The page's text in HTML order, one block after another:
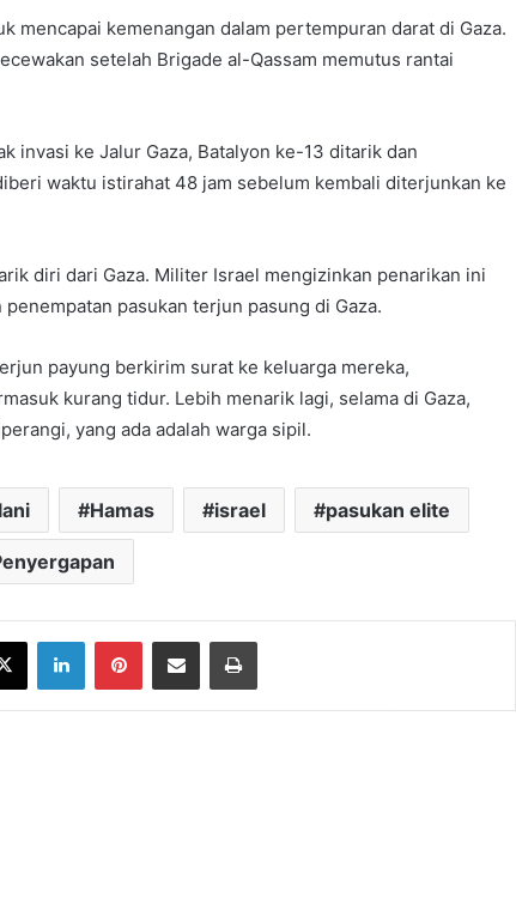
mencapai kemenangan dalam pertempuran darat di Gaza.
setelah Brigade al-Qassam memutus rantai
invasi ke Jalur Gaza, Batalyon ke-13 ditarik dan
waktu istirahat 48 jam sebelum kembali diterjunkan ke
diri dari Gaza. Militer Israel mengizinkan penarikan ini
pasukan terjun pasung di Gaza.
payung berkirim surat ke keluarga mereka,
kurang tidur. Lebih menarik lagi, selama di Gaza,
yang ada adalah warga sipil.
Hamas israel pasukan elite
X LinkedInPinterestShare via Email Print